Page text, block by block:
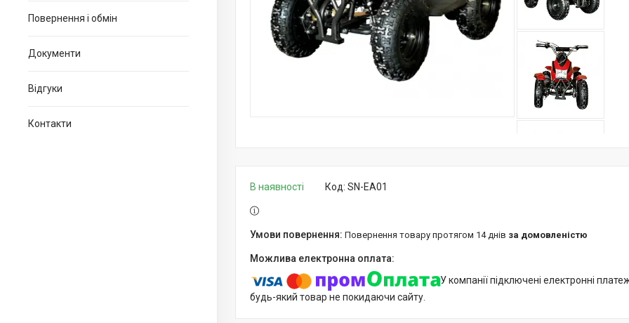
Повернення і обмін
Документи
Відгуки
Контакти
В наявності Код: SN-EA01
повернення товару протягом 14 днів за домовленістю
У компанії підключені електронні
будь-який товар не покидаючи сайту.